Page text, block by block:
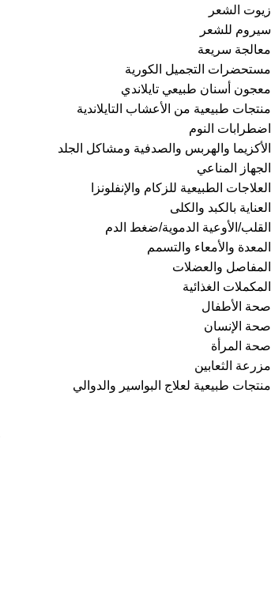
زيوت الشعر
سيروم للشعر
معالجة سريعة
مستحضرات التجميل الكورية
معجون أسنان طبيعي تايلاندي
منتجات طبيعية من الأعشاب التايلاندية
اضطرابات النوم
الأكزيما والهربس والصدفية ومشاكل الجلد
الجهاز المناعي
العلاجات الطبيعية للزكام والإنفلونزا
العناية بالكبد والكلى
القلب/الأوعية الدموية/ضغط الدم
المعدة والأمعاء والتسمم
المفاصل والعضلات
المكملات الغذائية
صحة الأطفال
صحة الإنسان
صحة المرأة
مزرعة الثعابين
منتجات طبيعية لعلاج البواسير والدوالي